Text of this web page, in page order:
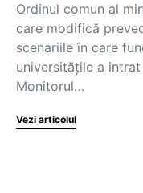
Ordinul comun al
care modifică
scenariile în care
universitățile a
Monitorul…
Vezi articolul